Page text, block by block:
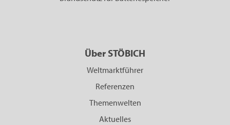
Über STÖBICH
Weltmarktführer
Referenzen
Themenwelten
Aktuelles